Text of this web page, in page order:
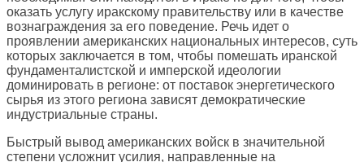
оказать услугу иракскому правительству или в качестве
вознаграждения за его поведение. Речь идет о
проявлении американских национальных интересов, суть
которых заключается в том, чтобы помешать иранской
фундаменталистской и имперской идеологии
доминировать в регионе: от поставок энергетического
сырья из этого региона зависят демократические
индустриальные страны.
Быстрый вывод американских войск в значительной
степени усложнит усилия, направленные на